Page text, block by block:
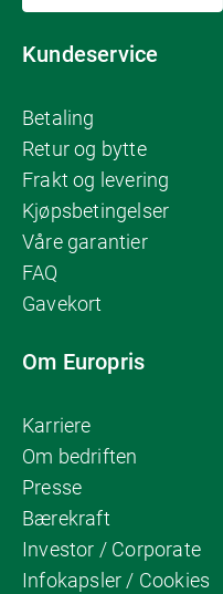
Kundeservice
Betaling
Retur og bytte
Frakt og levering
Kjøpsbetingelser
Våre garantier
FAQ
Gavekort
Om Europris
Karriere
Om bedriften
Presse
Bærekraft
Investor / Corporate
Infokapsler / Cookies